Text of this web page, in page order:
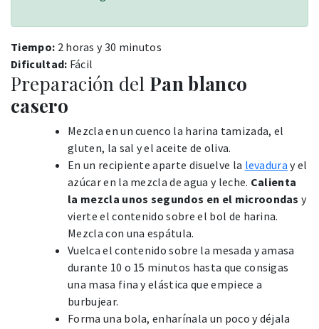
Tiempo: 2 horas y 30 minutos
Dificultad: Fácil
Preparación del Pan blanco
casero
Mezcla en un cuenco la harina tamizada, el
gluten, la sal y el aceite de oliva.
En un recipiente aparte disuelve la levadura y el
azúcar en la mezcla de agua y leche. Calienta
la mezcla unos segundos en el microondas y
vierte el contenido sobre el bol de harina.
Mezcla con una espátula.
Vuelca el contenido sobre la mesada y amasa
durante 10 o 15 minutos hasta que consigas
una masa fina y elástica que empiece a
burbujear.
Forma una bola, enharínala un poco y déjala